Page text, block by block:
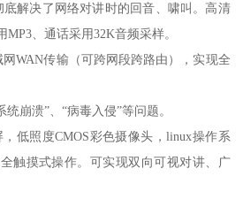
解决了网络对讲时的回音、啸叫。高清
、通话采用32K音频采样。
WAN传输（可跨网段跨路由），实现全
崩溃”、“病毒入侵”等问题。
低照度CMOS彩色摄像头，linux操作系
触摸式操作。可实现双向可视对讲、广